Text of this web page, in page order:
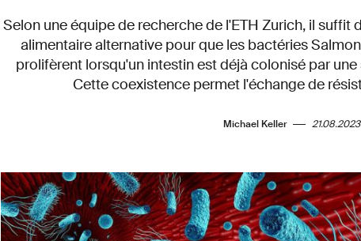
Selon une équipe de recherche de l'ETH Zurich, il suffit
alimentaire alternative pour que les bactéries
prolifèrent lorsqu'un intestin est déjà colonisé par
Cette coexistence permet l'échange de
Michael Keller 21.08.2023